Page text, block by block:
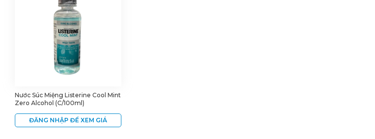
Nước Súc Miệng Listerine Cool Mint
Zero Alcohol (C/100ml)
ĐĂNG NHẬP ĐỂ XEM GIÁ